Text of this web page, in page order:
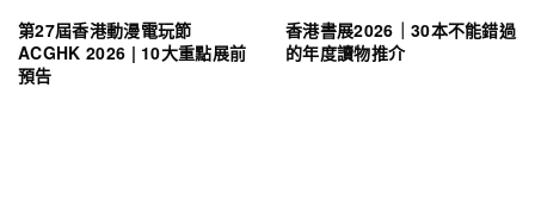
第27屆香港動漫電玩節
ACGHK 2026 | 10大重點展前
預告
香港書展2026｜30本不能錯過
的年度讀物推介